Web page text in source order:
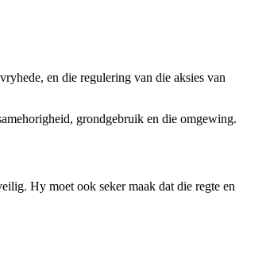
en die regulering van die aksies van
grondgebruik en die omgewing.
Hy moet ook seker maak dat die regte en